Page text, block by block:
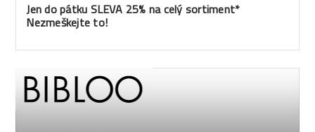
Jen do pátku SLEVA 25% na celý sortiment*
Nezmeškejte to!